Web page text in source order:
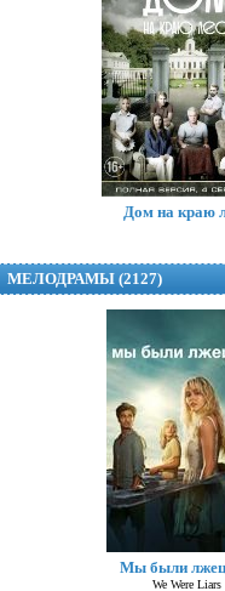
Дом на краю
МЕЛОДРАМЫ (2127)
Мы были
We Were Liars